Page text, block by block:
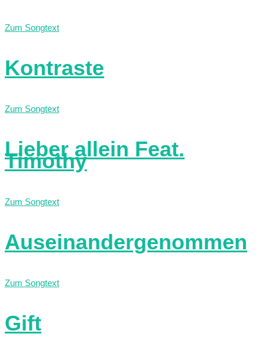
Zum Songtext
Kontraste
Zum Songtext
Lieber allein Feat.
Timothy
Zum Songtext
Auseinandergenommen
Zum Songtext
Gift